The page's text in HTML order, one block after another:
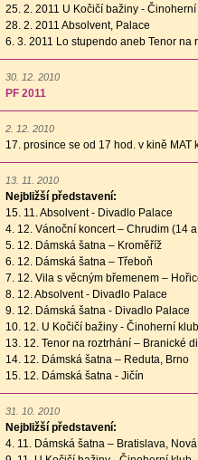
25. 2. 2011 U Kočičí bažiny -
28. 2. 2011 Absolvent, Palace
6. 3. 2011 Lo stupendo aneb Tenor
30. 12. 2010
PF 2011
2. 12. 2010
17. prosince se od 17 hod. v kině MAT
13. 11. 2010
Nejbližší představení:
15. 11. Absolvent - Divadlo Palace
4. 12. Vánoční koncert – Chrudim (14
5. 12. Dámská šatna – Kroměříž
6. 12. Dámská šatna – Třeboň
7. 12. Vila s věcným břemenem –
8. 12. Absolvent - Divadlo Palace
9. 12. Dámská šatna - Divadlo Palace
10. 12. U Kočičí bažiny - Činoherní klub
13. 12. Tenor na roztrhání – Branické
14. 12. Dámská šatna – Reduta, Brno
15. 12. Dámská šatna - Jičín
31. 10. 2010
Nejbližší představení:
4. 11. Dámská šatna – Bratislava,